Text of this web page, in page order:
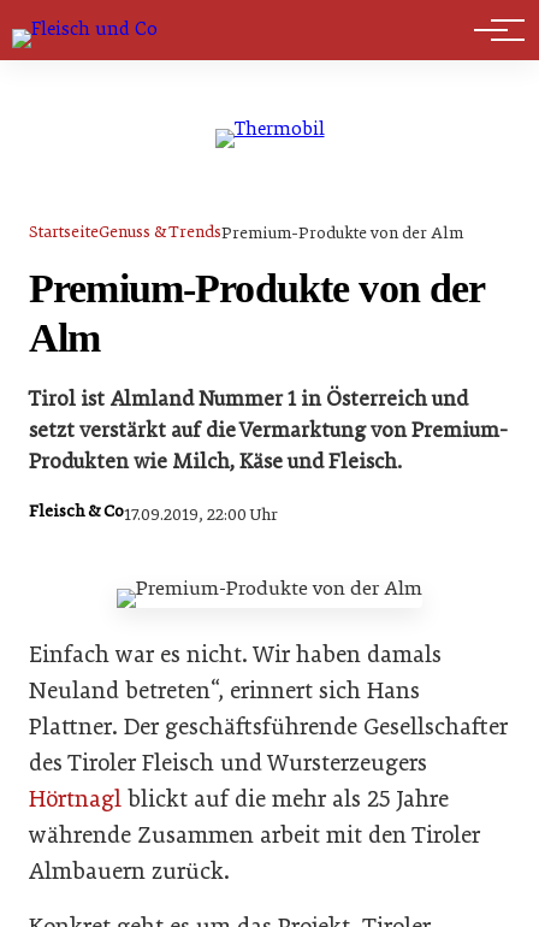
Marktführer
StartseiteGenuss & TrendsPremium-Produkte von der Alm
Premium-Produkte von der
Alm
Tirol ist Almland Nummer 1 in Österreich und
setzt verstärkt auf die Vermarktung von Premium-
Produkten wie Milch, Käse und Fleisch.
Fleisch & Co17.09.2019, 22:00 Uhr
Einfach war es nicht. Wir haben damals
Neuland be­treten“, erinnert sich Hans
Plattner. Der geschäftsführende Gesellschafter
des Tiroler Fleisch­ und Wursterzeugers
Hörtnagl blickt auf die mehr als 25 Jahre
währende Zusammen­ arbeit mit den Tiroler
Almbauern zurück.